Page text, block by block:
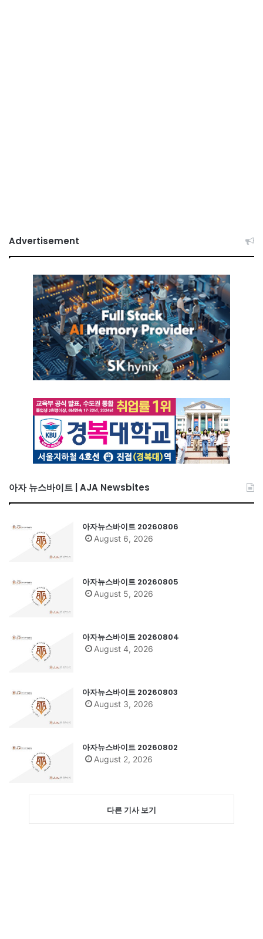
Advertisement
아자 뉴스바이트 | AJA Newsbites
아자뉴스바이트 20260806
August 6, 2026
아자뉴스바이트 20260805
August 5, 2026
아자뉴스바이트 20260804
August 4, 2026
아자뉴스바이트 20260803
August 3, 2026
아자뉴스바이트 20260802
August 2, 2026
다른 기사 보기